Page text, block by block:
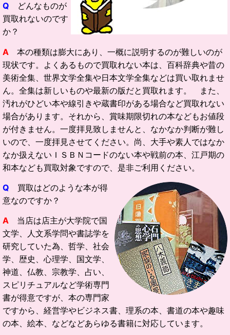
Q どんなものが
買取れないのです
か？
A
本の種類は膨大にあり、一概に説明するのが難しいのが
現状です。よくあるもので買取れない本は、百科辞典や昔の
美術全集、世界文学全集や日本文学全集などは買い取れませ
ん。全集は新しいものや最新の版だと買取れます。 また、
汚れがひどい本や線引きや蔵書印がある場合など買取れない
場合があります。それから、賞味期限切れの本などもお値段
が付きません。一度拝見致しませんと、なかなか判断が難し
いので、一度拝見させてください。尚、大手や素人ではなか
なか扱えないＩＳＢＮコードのない本や戦前の本、江戸期の
和本なども買取対象ですので、是非ご利用ください。
Q
買取はどのような本が得
意なのですか？
A
当店は店主が大学院で国
文学、人文系学問や書誌学を
研究していた為、哲学、社会
学、歴史、心理学、国文学、
神道、仏教、宗教学、占い、
スピリチュアルなど学術専門
書が得意ですが、本の専門家
ですから、経営学やビジネス書、理系の本、書道の本や趣味
の本、絵本、などなどあらゆる書籍に対応しています。